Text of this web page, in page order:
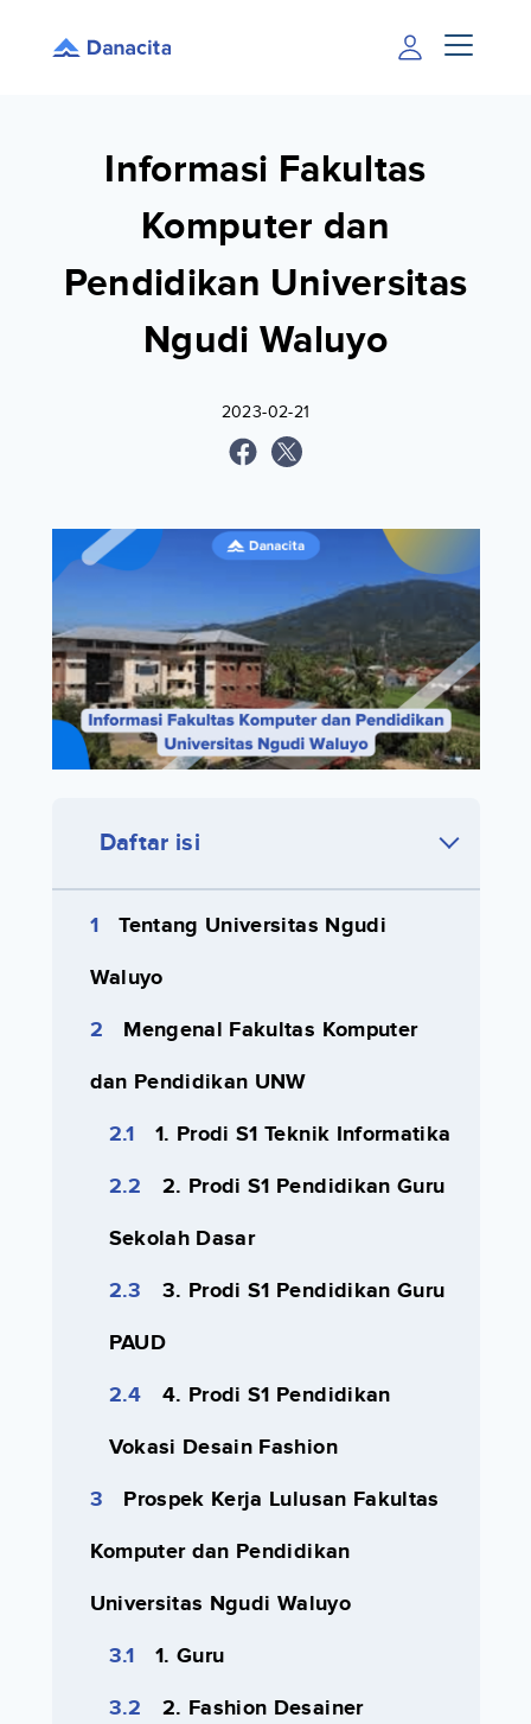
Informasi Fakultas
Komputer dan
Pendidikan Universitas
Ngudi Waluyo
2023-02-21
Daftar isi
Tentang Universitas Ngudi
Waluyo
Mengenal Fakultas Komputer
dan Pendidikan UNW
1. Prodi S1 Teknik Informatika
2. Prodi S1 Pendidikan Guru
Sekolah Dasar
3. Prodi S1 Pendidikan Guru
PAUD
4. Prodi S1 Pendidikan
Vokasi Desain Fashion
Prospek Kerja Lulusan Fakultas
Komputer dan Pendidikan
Universitas Ngudi Waluyo
1. Guru
2. Fashion Desainer